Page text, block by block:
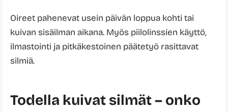
Oireet pahenevat usein päivän loppua kohti tai
kuivan sisäilman aikana. Myös piilolinssien käyttö,
ilmastointi ja pitkäkestoinen päätetyö rasittavat
silmiä.
Todella kuivat silmät – onko